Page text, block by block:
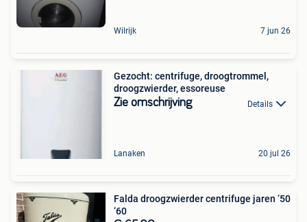
Wilrijk 7 jun 26
Gezocht: centrifuge, droogtrommel,
droogzwierder, essoreuse
Zie omschrijving Details
Lanaken 20 jul 26
Falda droogzwierder centrifuge jaren ‘50
‘60